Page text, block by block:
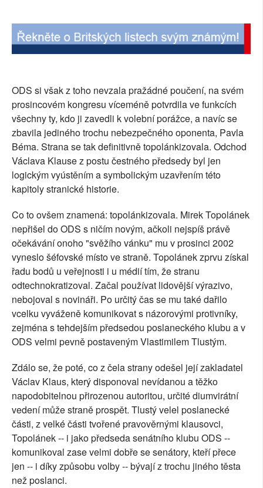
ODS si však z toho nevzala pražádné poučení, na svém
prosincovém kongresu víceméně potvrdila ve funkcích
všechny ty, kdo ji zavedli k volební porážce, a navíc se
zbavila jediného trochu nebezpečného oponenta, Pavla
Béma. Strana se tak definitivně topolánkizovala. Odchod
Václava Klause z postu čestného předsedy byl jen
logickým vyústěním a symbolickým uzavřením této
kapitoly stranické historie.
Co to ovšem znamená: topolánkizovala. Mirek Topolánek
nepřišel do ODS s ničím novým, ačkoli nejspíš právě
očekávání onoho "svěžího vánku" mu v prosinci 2002
vyneslo šéfovské místo ve straně. Topolánek zprvu získal
řadu bodů u veřejnosti i u médií tím, že stranu
odtechnokratizoval. Začal používat lidovější výrazivo,
nebojoval s novináři. Po určitý čas se mu také dařilo
vcelku vyváženě komunikovat s názorovými protivníky,
zejména s tehdejším předsedou poslaneckého klubu a v
ODS velmi pevně postaveným Vlastimilem Tlustým.
Zdálo se, že poté, co z čela strany odešel její zakladatel
Václav Klaus, který disponoval nevídanou a těžko
napodobitelnou přirozenou autoritou, určité diumvirátní
vedení může straně prospět. Tlustý velel poslanecké
části, z velké části tvořené pravověrnými klausovci,
Topolánek -- i jako předseda senátního klubu ODS --
komunikoval zase velmi dobře se senátory, kteří přece
jen -- i díky způsobu volby -- bývají z trochu jiného těsta
než poslanci.